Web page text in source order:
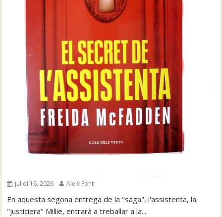
juliol 16, 2026 Aleix Font
En aquesta segona entrega de la "saga", l'assistenta, la
"justiciera" Millie, entrarà a treballar a la...